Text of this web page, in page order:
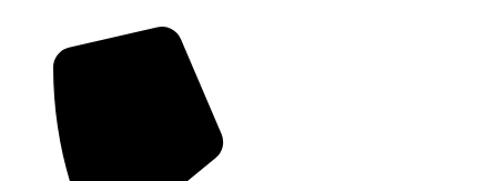
tartalomhoz